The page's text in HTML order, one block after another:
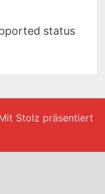
status
Stolz präsentiert